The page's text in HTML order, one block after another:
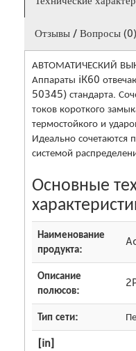
Отзывы / Вопросы (0)
АВТОМАТИЧЕСКИЙ
Аппараты iK60
50345) стандарта.
токов короткого
термостойкого и
Идеально сочетаются
системой
Основные
Наименование
продукта:
Описание
полюсов:
Тип сети:
[in]